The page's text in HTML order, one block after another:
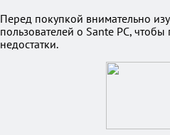
Перед покупкой внимательно
пользователей о Sante PC,
недостатки.